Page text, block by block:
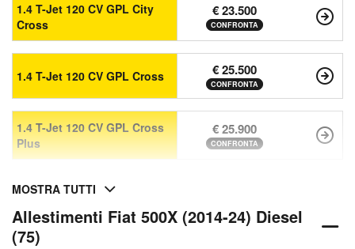
1.4 T-Jet 120 CV GPL City
Cross
€ 23.500
CONFRONTA
1.4 T-Jet 120 CV GPL Cross € 25.500
CONFRONTA
1.4 T-Jet 120 CV GPL Cross
Plus
€ 25.900
CONFRONTA
MOSTRA TUTTI
Allestimenti Fiat 500X (2014-24) Diesel
(75)